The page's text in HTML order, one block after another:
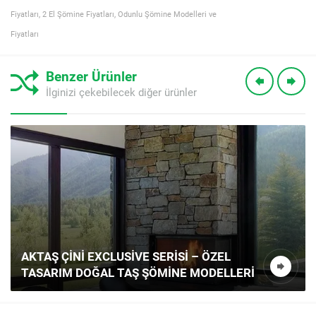
Fiyatları 2 El Şömine Fiyatları Odunlu Şömine Modelleri ve
Fiyatları
Benzer Ürünler
İlginizi çekebilecek diğer ürünler
AKTAŞ ÇINI EXCLUSIVE SERISI – ÖZEL
TASARIM DOĞAL TAŞ ŞÖMINE MODELLERI